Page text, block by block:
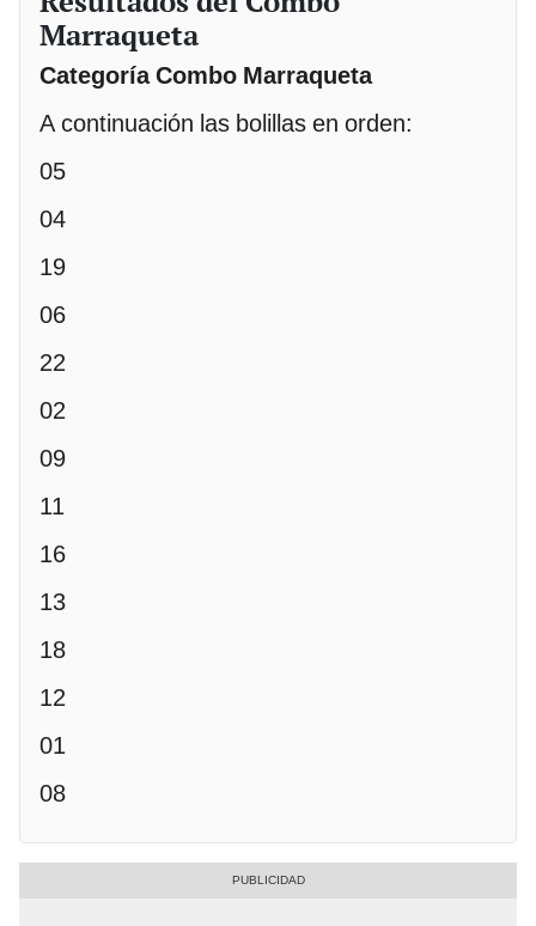
Marraqueta
Categoría Combo Marraqueta
A continuación las bolillas en orden:
05
04
19
06
22
02
09
11
16
13
18
12
01
08